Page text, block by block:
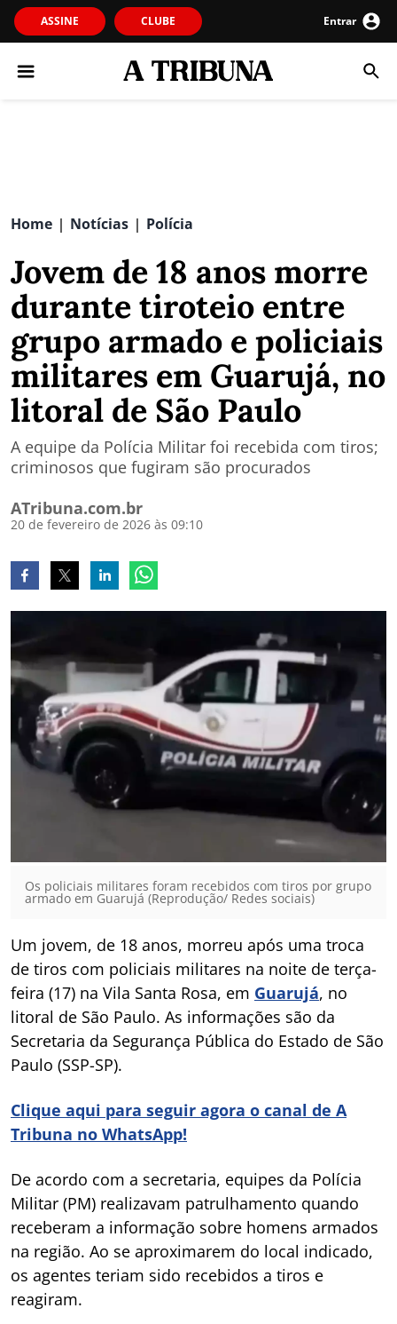
ASSINE CLUBE Entrar
Home | Notícias | Polícia
Jovem de 18 anos morre
durante tiroteio entre
grupo armado e policiais
militares em Guarujá, no
litoral de São Paulo
A equipe da Polícia Militar foi recebida com tiros;
criminosos que fugiram são procurados
ATribuna.com.br
20 de fevereiro de 2026 às 09:10
Os policiais militares foram recebidos com tiros por grupo
armado em Guarujá (Reprodução/ Redes sociais)
Um jovem, de 18 anos, morreu após uma troca
de tiros com policiais militares na noite de terça-
feira (17) na Vila Santa Rosa, em Guarujá, no
litoral de São Paulo. As informações são da
Secretaria da Segurança Pública do Estado de São
Paulo (SSP-SP).
Clique aqui para seguir agora o canal de A
Tribuna no WhatsApp!
De acordo com a secretaria, equipes da Polícia
Militar (PM) realizavam patrulhamento quando
receberam a informação sobre homens armados
na região. Ao se aproximarem do local indicado,
os agentes teriam sido recebidos a tiros e
reagiram.